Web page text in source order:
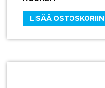
LISÄÄ OSTOSKORIIN